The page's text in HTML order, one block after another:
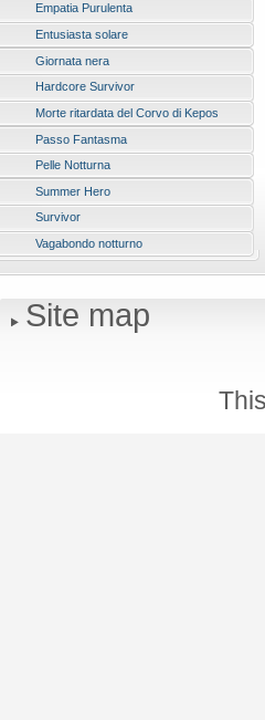
Empatia Purulenta
Entusiasta solare
Giornata nera
Hardcore Survivor
Morte ritardata del Corvo di Kepos
Passo Fantasma
Pelle Notturna
Summer Hero
Survivor
Vagabondo notturno
Site map